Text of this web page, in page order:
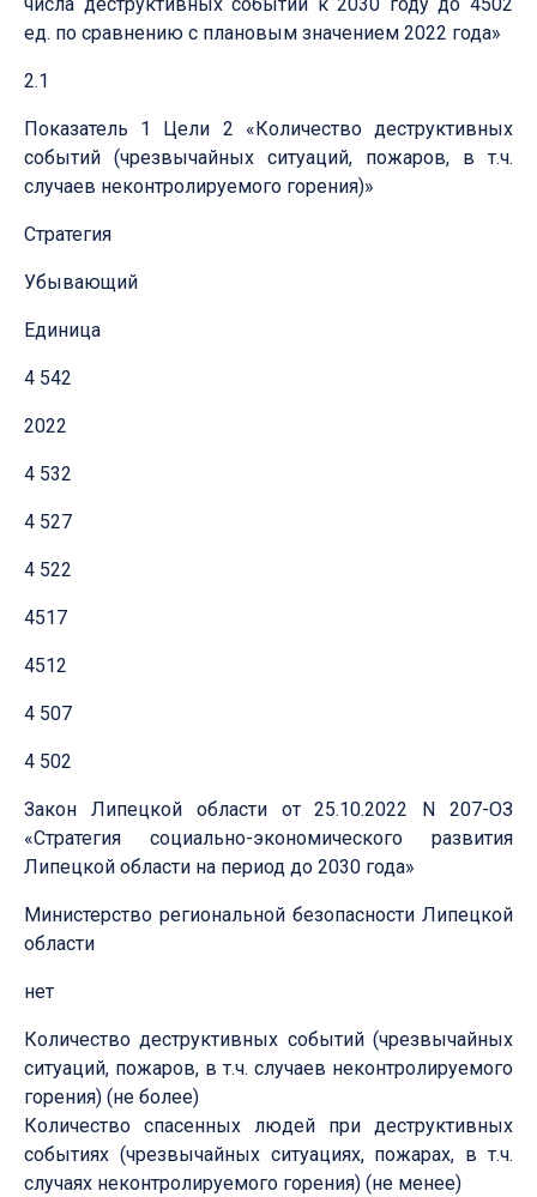
ед. по сравнению с плановым значением 2022 года»
2.1
Показатель 1 Цели 2 «Количество деструктивных
событий (чрезвычайных ситуаций, пожаров, в т.ч.
случаев неконтролируемого горения)»
Стратегия
Убывающий
Единица
4 542
2022
4 532
4 527
4 522
4517
4512
4 507
4 502
Закон Липецкой области от 25.10.2022 N 207-ОЗ
«Стратегия социально-экономического развития
Липецкой области на период до 2030 года»
Министерство региональной безопасности Липецкой
области
нет
Количество деструктивных событий (чрезвычайных
ситуаций, пожаров, в т.ч. случаев неконтролируемого
горения) (не более)
Количество спасенных людей при деструктивных
событиях (чрезвычайных ситуациях, пожарах, в т.ч.
случаях неконтролируемого горения) (не менее)